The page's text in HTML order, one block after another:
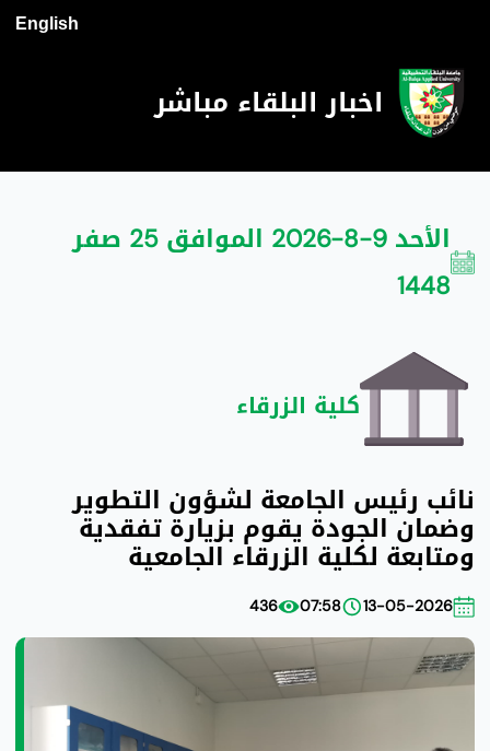
English
اخبار البلقاء مباشر
الأحد 9-8-2026 الموافق 25 صفر
1448
كلية الزرقاء
نائب رئيس الجامعة لشؤون التطوير
وضمان الجودة يقوم بزيارة تفقدية
ومتابعة لكلية الزرقاء الجامعية
13-05-2026
07:58
436